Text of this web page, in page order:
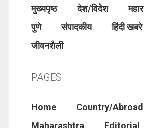
मुख्यपृष्ठ देश/विदेश
पुणे
संपादकीय
हिंदी खबरे
जीवनशैली
PAGES
Home
Country/Abroad
Maharashtra
Editorial